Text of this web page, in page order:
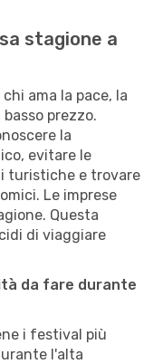
stagione a
ama la pace, la
prezzo.
la
evitare le
turistiche e trovare
Le imprese
Questa
di viaggiare
da fare durante
i festival più
l'alta